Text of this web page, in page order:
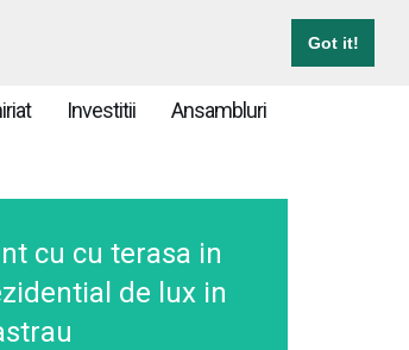
Got it!
Investitii Ansambluri
cu cu terasa in
de lux in